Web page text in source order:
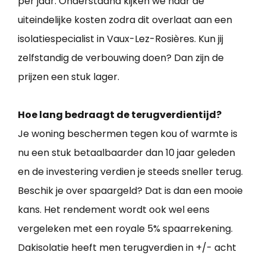
uiteindelijke kosten zodra dit overlaat aan een
isolatiespecialist in Vaux-Lez-Rosières. Kun jij
zelfstandig de verbouwing doen? Dan zijn de
prijzen een stuk lager.
Hoe lang bedraagt de terugverdientijd?
Je woning beschermen tegen kou of warmte is
nu een stuk betaalbaarder dan 10 jaar geleden
en de investering verdien je steeds sneller terug.
Beschik je over spaargeld? Dat is dan een mooie
kans. Het rendement wordt ook wel eens
vergeleken met een royale 5% spaarrekening.
Dakisolatie heeft men terugverdien in +/- acht